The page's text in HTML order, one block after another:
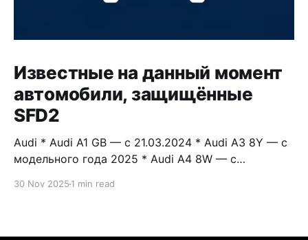
Известные на данный момент
автомобили, защищённые
SFD2
Audi * Audi A1 GB — с 21.03.2024 * Audi A3 8Y — с
модельного года 2025 * Audi A4 8W — с
30 Nov 2025 1 min read